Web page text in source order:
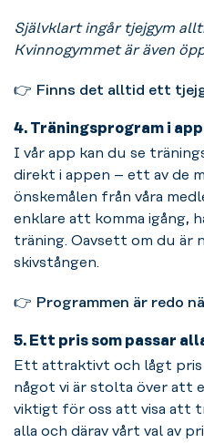
Självklart ingår tjejgym
Kvinnogymmet är även
👉 Finns det alltid ett
4. Träningsprogram i
I vår app kan du se
direkt i appen – ett av de
önskemålen från våra
enklare att komma igång,
träning. Oavsett om du är
skivstången.
👉 Programmen är redo
5. Ett pris som passar
Ett attraktivt och lågt pris
något vi är stolta över att
viktigt för oss att visa att
alla och därav vårt val av